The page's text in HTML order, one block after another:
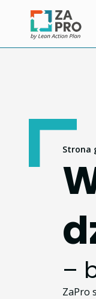
Strona
–
ZaPro